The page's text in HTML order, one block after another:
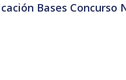
Bases Concurso